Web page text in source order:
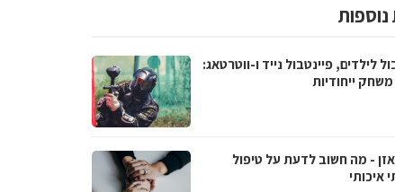
לילדים, פיינטבול נייד ו-ווטרטאג:
משחק ייחודיות
- מה חשוב לדעת על טיפול
איכותי